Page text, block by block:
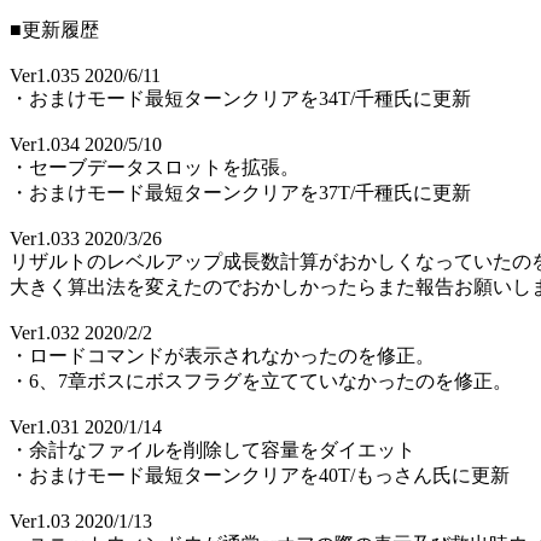
■更新履歴
Ver1.035 2020/6/11
・おまけモード最短ターンクリアを34T/千種氏に更新
Ver1.034 2020/5/10
・セーブデータスロットを拡張。
・おまけモード最短ターンクリアを37T/千種氏に更新
Ver1.033 2020/3/26
リザルトのレベルアップ成長数計算がおかしくなっていたの
大きく算出法を変えたのでおかしかったらまた報告お願い
Ver1.032 2020/2/2
・ロードコマンドが表示されなかったのを修正。
・6、7章ボスにボスフラグを立てていなかったのを修正。
Ver1.031 2020/1/14
・余計なファイルを削除して容量をダイエット
・おまけモード最短ターンクリアを40T/もっさん氏に更新
Ver1.03 2020/1/13